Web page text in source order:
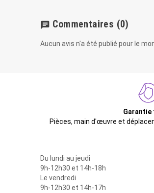
chat Commentaires (0)
Aucun avis n'a été publié pour le
Pièces, main d'œuvre et
Du lundi au jeudi
9h-12h30 et 14h-18h
Le vendredi
9h-12h30 et 14h-17h